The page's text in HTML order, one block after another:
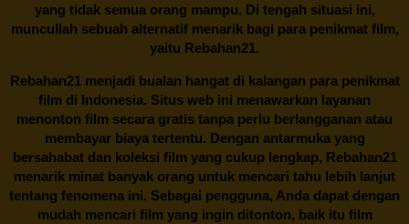
yang tidak semua orang mampu. Di tengah situasi ini,
muncullah sebuah alternatif menarik bagi para penikmat film,
yaitu Rebahan21.
Rebahan21menjadi bualan hangat di kalangan para penikmat
film di Indonesia. Situs web ini menawarkan layanan
menonton film secara gratis tanpa perlu berlangganan atau
membayar biaya tertentu. Dengan antarmuka yang
bersahabat dan koleksi film yang cukup lengkap, Rebahan21
menarik minat banyak orang untuk mencari tahu lebih lanjut
tentang fenomena ini. Sebagai pengguna, Anda dapat dengan
mudah mencari film yang ingin ditonton, baik itu film